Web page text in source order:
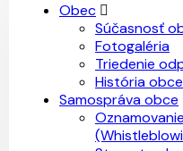
Obec
Súčasnosť
Fotogaléria
Triedenie
História obce
Samospráva obce